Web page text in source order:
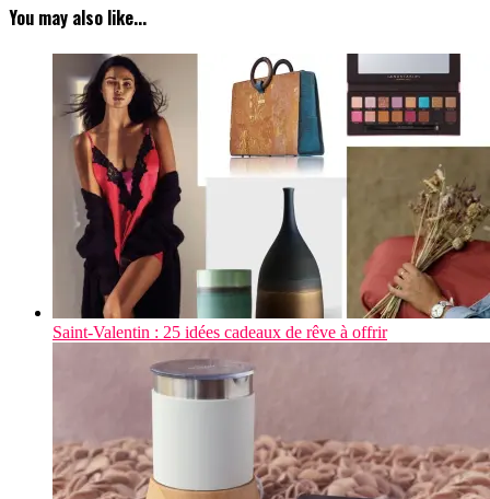
You may also like...
Saint-Valentin : 25 idées cadeaux de rêve à offrir